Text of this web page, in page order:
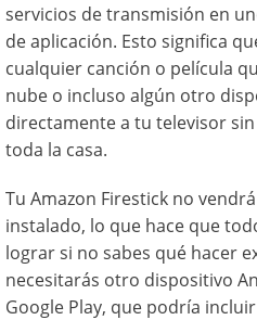
servicios de transmisión en
de aplicación. Esto significa
cualquier canción o película
nube o incluso algún otro
directamente a tu televisor
toda la casa.
Tu Amazon Firestick no
instalado, lo que hace que
lograr si no sabes qué hacer
necesitarás otro dispositivo
Google Play, que podría